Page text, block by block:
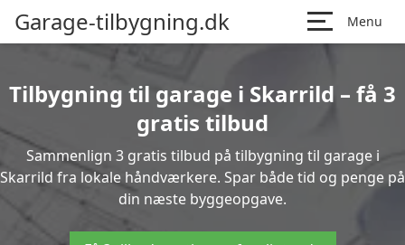
Garage-tilbygning.dk Menu
Tilbygning til garage i Skarrild – få 3
gratis tilbud
Sammenlign 3 gratis tilbud på tilbygning til garage i
Skarrild fra lokale håndværkere. Spar både tid og penge på
din næste byggeopgave.